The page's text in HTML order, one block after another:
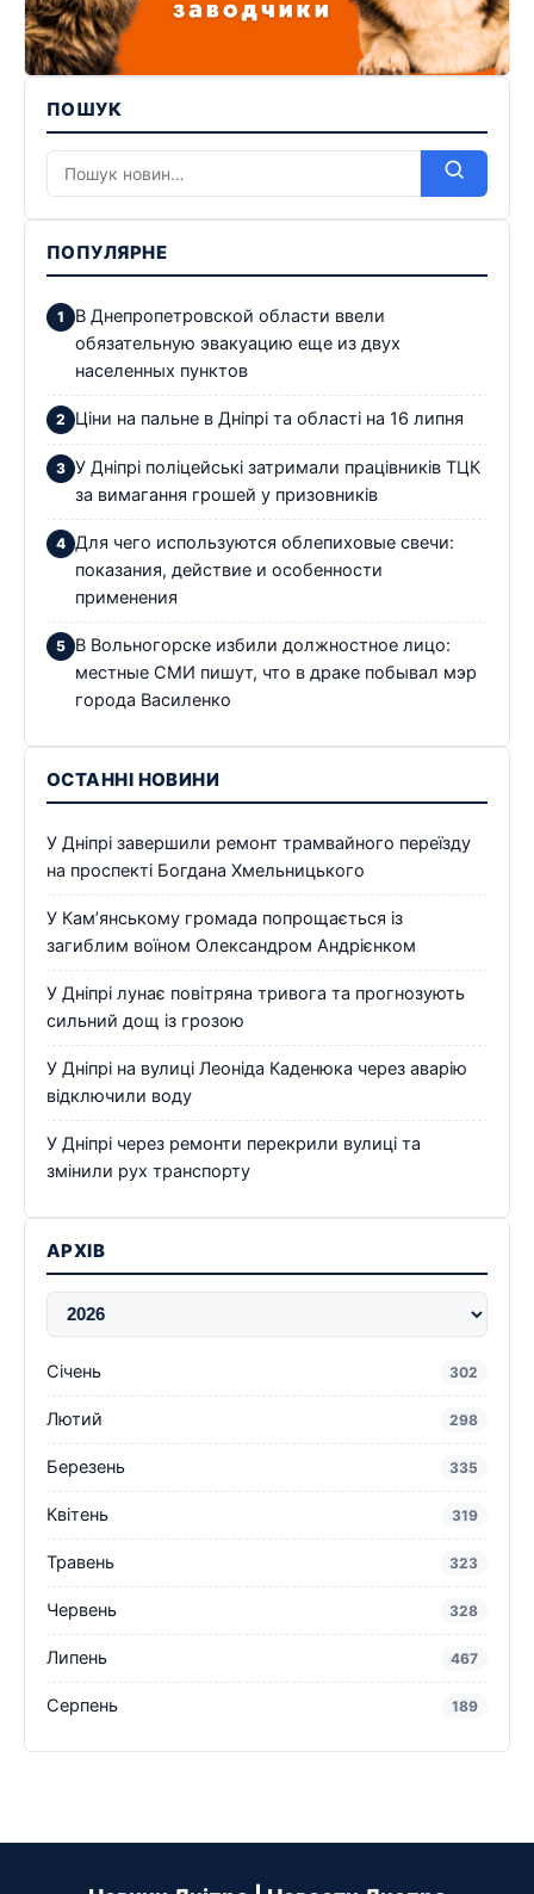
ПОШУК
ПОПУЛЯРНЕ
В Днепропетровской области ввели
обязательную эвакуацию еще из двух
населенных пунктов
Ціни на пальне в Дніпрі та області на 16 липня
У Дніпрі поліцейські затримали працівників ТЦК
за вимагання грошей у призовників
Для чего используются облепиховые свечи:
показания, действие и особенности
применения
В Вольногорске избили должностное лицо:
местные СМИ пишут, что в драке побывал мэр
города Василенко
ОСТАННІ НОВИНИ
У Дніпрі завершили ремонт трамвайного переїзду
на проспекті Богдана Хмельницького
У Кам’янському громада попрощається із
загиблим воїном Олександром Андрієнком
У Дніпрі лунає повітряна тривога та прогнозують
сильний дощ із грозою
У Дніпрі на вулиці Леоніда Каденюка через аварію
відключили воду
У Дніпрі через ремонти перекрили вулиці та
змінили рух транспорту
АРХІВ
Січень 302
Лютий 298
Березень 335
Квітень 319
Травень 323
Червень 328
Липень 467
Серпень 189